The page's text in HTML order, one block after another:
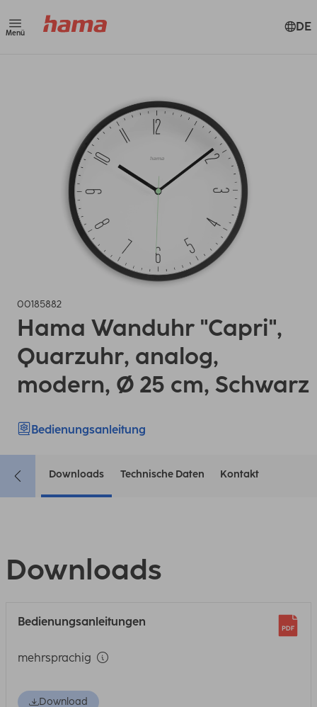
Menü DE
00185882
Hama Wanduhr "Capri",
Quarzuhr, analog,
modern, Ø 25 cm, Schwarz
Bedienungsanleitung
Downloads Technische Daten Kontakt
Downloads
Bedienungsanleitungen
mehrsprachig
Download